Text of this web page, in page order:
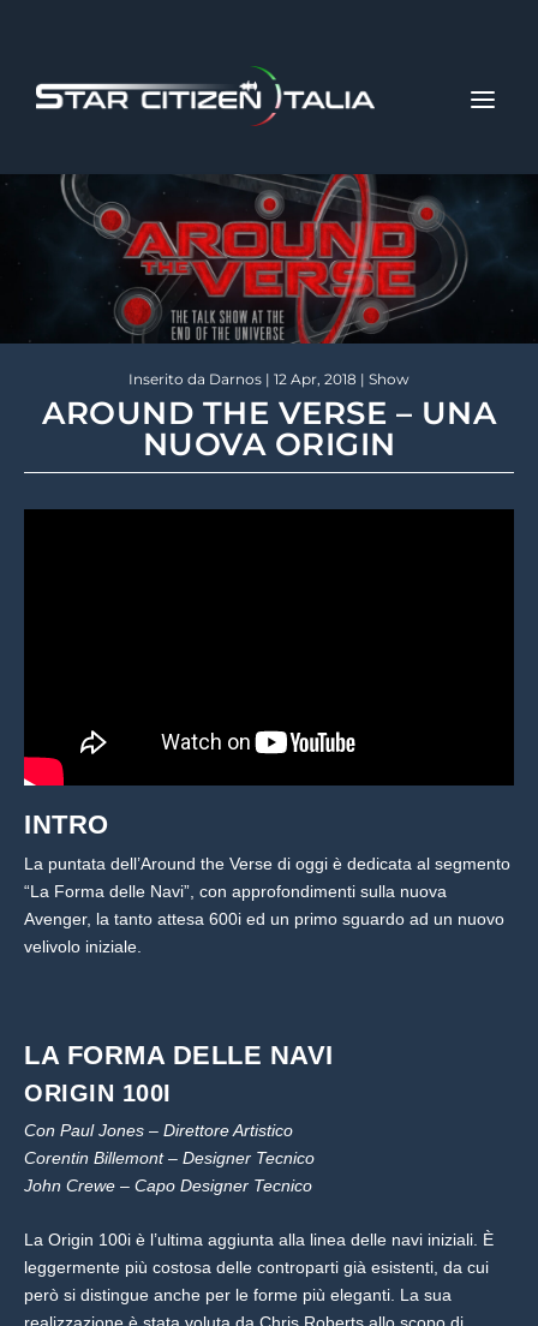
Inserito da Darnos | 12 Apr, 2018 | Show
AROUND THE VERSE – UNA
NUOVA ORIGIN
INTRO
La puntata dell’Around the Verse di oggi è dedicata al segmento
“La Forma delle Navi”, con approfondimenti sulla nuova
Avenger, la tanto attesa 600i ed un primo sguardo ad un nuovo
velivolo iniziale.
LA FORMA DELLE NAVI
ORIGIN 100I
Con Paul Jones – Direttore Artistico
Corentin Billemont – Designer Tecnico
John Crewe – Capo Designer Tecnico
La Origin 100i è l’ultima aggiunta alla linea delle navi iniziali. È
leggermente più costosa delle controparti già esistenti, da cui
però si distingue anche per le forme più eleganti. La sua